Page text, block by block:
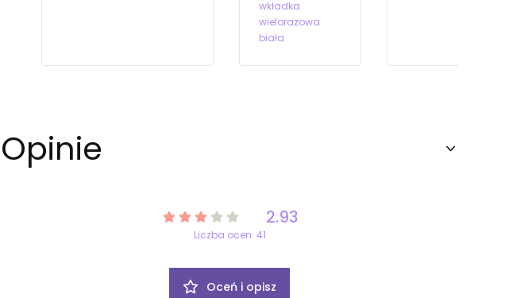
wkładka
wielorazowa
biała
Opinie
2.93
Liczba ocen: 41
Oceń i opisz